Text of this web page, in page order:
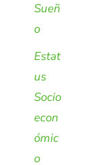
Sueñ
o
Estat
us
Socio
econ
ómic
o